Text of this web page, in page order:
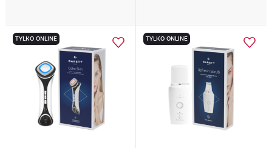
TYLKO ONLINE TYLKO ONLINE